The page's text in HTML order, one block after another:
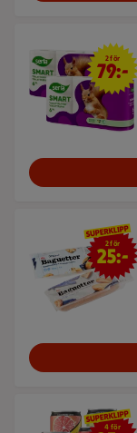
2 för 79 kr
2 för
79:-
2 för 25 kr
2 för
25:-
4 för 35 kr
4 för